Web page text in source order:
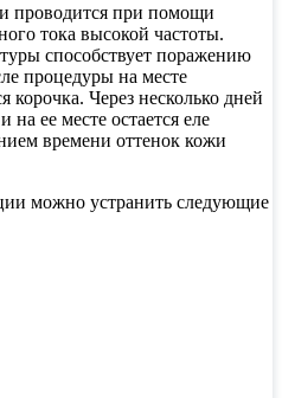
проводится при помощи
тока высокой частоты.
способствует поражению
процедуры на месте
корочка. Через несколько дней
на ее месте остается еле
времени оттенок кожи
можно устранить следующие